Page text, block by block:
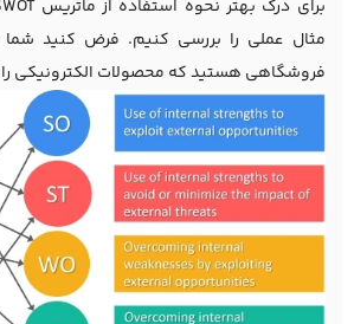
مثال عملی را بررسی کنیم. فرض کنید
فروشگاهی هستید که محصولات الکترونیکی